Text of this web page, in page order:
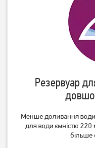
Праска Rotex RIC42-C
Резервуар
Менше доливання води
для води ємністю
більше